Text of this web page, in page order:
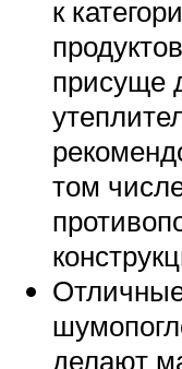
к
присуще
том
делают